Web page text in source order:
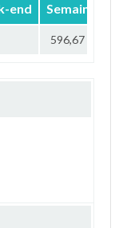
end Semaine
596,67 €